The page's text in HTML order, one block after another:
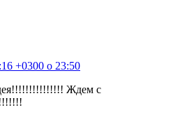
+0300 о 23:50
Ждем с